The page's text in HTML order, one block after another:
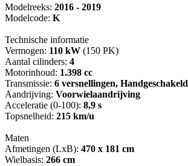
Modelreeks: 2016 - 2019
Modelcode: K
Technische informatie
Vermogen: 110 kW (150 PK)
Aantal cilinders: 4
Motorinhoud: 1.398 cc
Transmissie: 6 versnellingen, Handgeschakeld
Aandrijving: Voorwielaandrijving
Acceleratie (0-100): 8,9 s
Topsnelheid: 215 km/u
Maten
Afmetingen (LxB): 470 x 181 cm
Wielbasis: 266 cm